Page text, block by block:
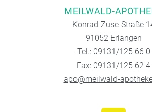
MEILWALD-
Konrad-Zuse-Straße
91052 Erlangen
Tel.: 09131/125 66 0
Fax: 09131/125 62 4
apo@meilwald-